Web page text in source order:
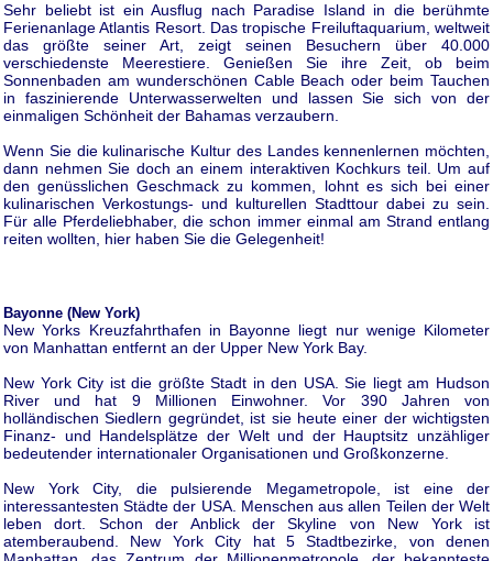
Sehr beliebt ist ein Ausflug nach Paradise Island in die berühmte
Ferienanlage Atlantis Resort. Das tropische Freiluftaquarium, weltweit
das größte seiner Art, zeigt seinen Besuchern über 40.000
verschiedenste Meerestiere. Genießen Sie ihre Zeit, ob beim
Sonnenbaden am wunderschönen Cable Beach oder beim Tauchen
in faszinierende Unterwasserwelten und lassen Sie sich von der
einmaligen Schönheit der Bahamas verzaubern.
Wenn Sie die kulinarische Kultur des Landes kennenlernen möchten,
dann nehmen Sie doch an einem interaktiven Kochkurs teil. Um auf
den genüsslichen Geschmack zu kommen, lohnt es sich bei einer
kulinarischen Verkostungs- und kulturellen Stadttour dabei zu sein.
Für alle Pferdeliebhaber, die schon immer einmal am Strand entlang
reiten wollten, hier haben Sie die Gelegenheit!
Bayonne (New York)
New Yorks Kreuzfahrthafen in Bayonne liegt nur wenige Kilometer
von Manhattan entfernt an der Upper New York Bay.
New York City ist die größte Stadt in den USA. Sie liegt am Hudson
River und hat 9 Millionen Einwohner. Vor 390 Jahren von
holländischen Siedlern gegründet, ist sie heute einer der wichtigsten
Finanz- und Handelsplätze der Welt und der Hauptsitz unzähliger
bedeutender internationaler Organisationen und Großkonzerne.
New York City, die pulsierende Megametropole, ist eine der
interessantesten Städte der USA. Menschen aus allen Teilen der Welt
leben dort. Schon der Anblick der Skyline von New York ist
atemberaubend. New York City hat 5 Stadtbezirke, von denen